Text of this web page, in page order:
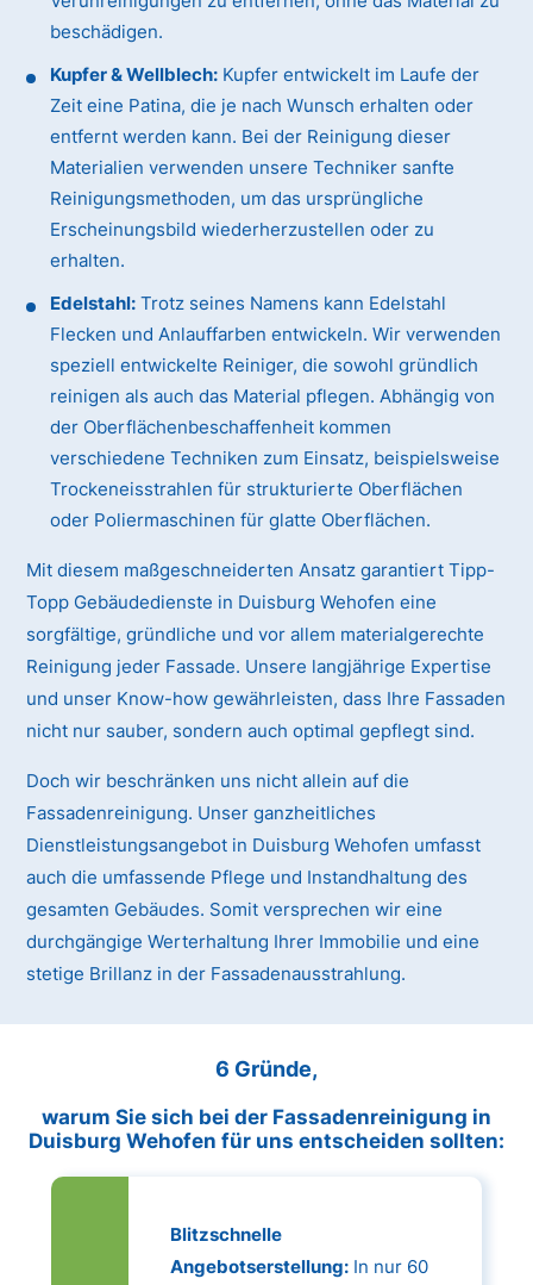
beschädigen.
Kupfer & Wellblech: Kupfer entwickelt im Laufe der
Zeit eine Patina, die je nach Wunsch erhalten oder
entfernt werden kann. Bei der Reinigung dieser
Materialien verwenden unsere Techniker sanfte
Reinigungsmethoden, um das ursprüngliche
Erscheinungsbild wiederherzustellen oder zu
erhalten.
Edelstahl: Trotz seines Namens kann Edelstahl
Flecken und Anlauffarben entwickeln. Wir verwenden
speziell entwickelte Reiniger, die sowohl gründlich
reinigen als auch das Material pflegen. Abhängig von
der Oberflächenbeschaffenheit kommen
verschiedene Techniken zum Einsatz, beispielsweise
Trockeneisstrahlen für strukturierte Oberflächen
oder Poliermaschinen für glatte Oberflächen.
Mit diesem maßgeschneiderten Ansatz garantiert Tipp-
Topp Gebäudedienste in Duisburg Wehofen eine
sorgfältige, gründliche und vor allem materialgerechte
Reinigung jeder Fassade. Unsere langjährige Expertise
und unser Know-how gewährleisten, dass Ihre Fassaden
nicht nur sauber, sondern auch optimal gepflegt sind.
Doch wir beschränken uns nicht allein auf die
Fassadenreinigung. Unser ganzheitliches
Dienstleistungsangebot in Duisburg Wehofen umfasst
auch die umfassende Pflege und Instandhaltung des
gesamten Gebäudes. Somit versprechen wir eine
durchgängige Werterhaltung Ihrer Immobilie und eine
stetige Brillanz in der Fassadenausstrahlung.
6 Gründe,
warum Sie sich bei der Fassadenreinigung in
Duisburg Wehofen für uns entscheiden sollten:
Blitzschnelle
Angebotserstellung:In nur 60